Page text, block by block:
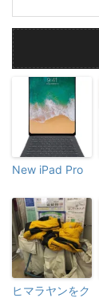
New iPad Pro
ヒマラヤンをク